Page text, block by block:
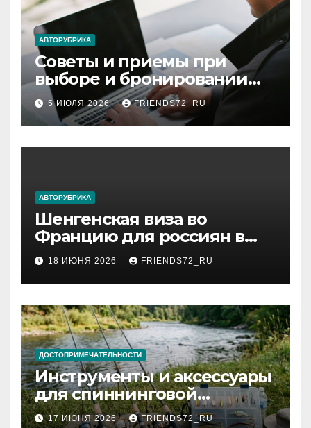
АВТОРУБРИКА
Советы и приемы при
выборе и бронировании
авиабилетов
5 ИЮЛЯ 2026 FRIENDS72_RU
АВТОРУБРИКА
Шенгенская виза во
Францию для россиян в
2026 году: сроки от 3 дней
и список необходимых
документов
18 ИЮНЯ 2026 FRIENDS72_RU
ДОСТОПРИМЕЧАТЕЛЬНОСТИ
Инструменты и аксессуары
для спиннинговой
рыбалки: назначение и
17 ИЮНЯ 2026 FRIENDS72_RU